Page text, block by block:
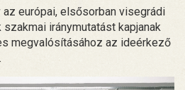
az európai, elsősorban visegrádi
iránymutatást kapjanak
megvalósításához az ideérkező